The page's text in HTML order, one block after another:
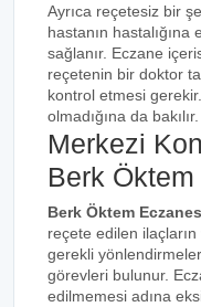
Ayrıca reçetesiz bir
hastanın
sağlanır. Eczane
reçetenin bir doktor
kontrol etmesi
olmadığına da bakılır.
Merkezi
Berk
Berk Öktem
reçete edilen
gerekli
görevleri bulunur.
edilmemesi adına